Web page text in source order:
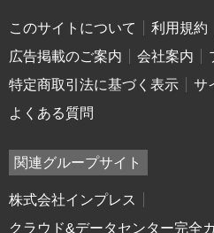
このサイトについて 利用規約
広告掲載のご案内
会社案内
特定商取引法に基づく表示
サ
よくある質問
関連グループサイト
株式会社インプレス
クラウド&データセンター完全